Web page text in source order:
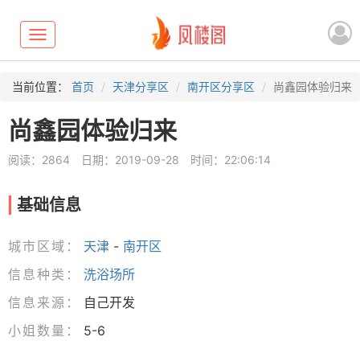
Toggle
navigation
当前位置： 首页 天津分享区 南开区分享区 尚鑫园体验归来
尚鑫园体验归来
阅读：2864 日期：2019-09-28 时间：22:06:14
基础信息
城市区域： 天津 - 南开区
信息种类：
洗浴场所
信息来源：
自己开发
小姐数量：
5-6